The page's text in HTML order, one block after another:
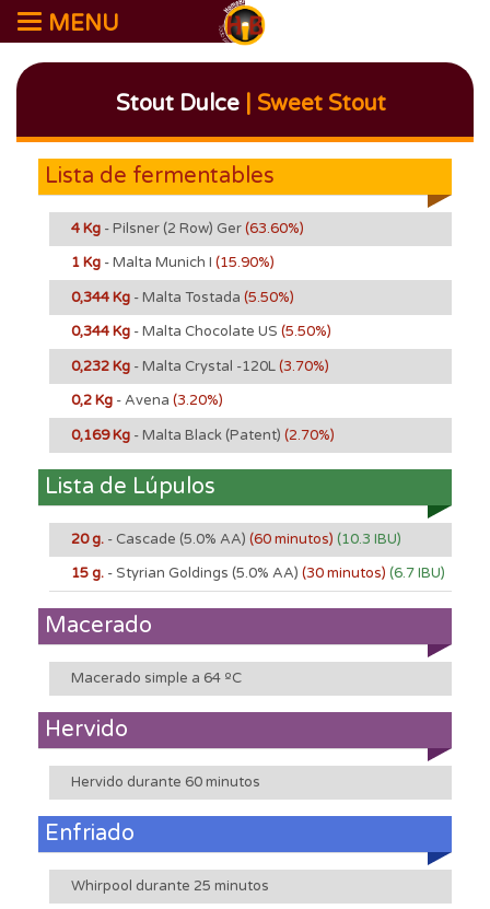
MENU
Stout Dulce| Sweet Stout
Lista de fermentables
4 Kg - Pilsner (2 Row) Ger(63.60%)
1 Kg - Malta Munich I (15.90%)
0,344 Kg - Malta Tostada (5.50%)
0,344 Kg - Malta Chocolate US (5.50%)
0,232 Kg - Malta Crystal -120L(3.70%)
0,2 Kg - Avena (3.20%)
0,169 Kg - Malta Black (Patent) (2.70%)
Lista de Lúpulos
20 g. - Cascade (5.0% AA) (60 minutos) (10.3 IBU)
15 g. - Styrian Goldings (5.0% AA) (30 minutos) (6.7 IBU)
Macerado
Macerado simple a 64 ºC
Hervido
Hervido durante 60 minutos
Enfriado
Whirpool durante 25 minutos